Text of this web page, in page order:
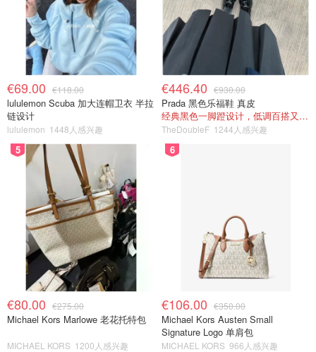
€69.00 €118.00
lululemon Scuba 加大连帽卫衣 半拉
链设计
lululemon 1448人感兴趣
€446.40 €930.00
Prada 黑色乐福鞋 真皮
经典黑色一脚蹬设计，低调百搭又高级
TheDoubleF 1244人感兴趣
5
€80.00 €275.00
Michael Kors Marlowe 老花托特包
MICHAEL KORS 1200人感兴趣
6
€106.00 €350.00
Michael Kors Austen Small
Signature Logo 单肩包
MICHAEL KORS 966人感兴趣